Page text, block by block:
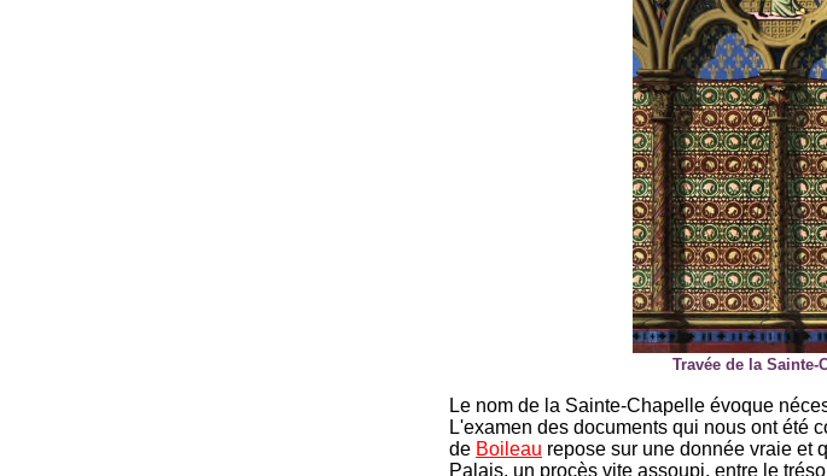
Travée de la Sainte-
Le nom de la Sainte-Chapelle évoque
L'examen des documents qui nous ont été
de Boileau repose sur une donnée vraie et
Palais, un procès vite assoupi, entre le